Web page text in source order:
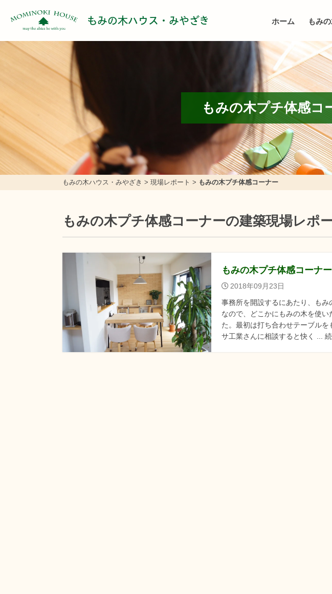
もみの木ハウス・みやざき ホーム もみ
もみの木プチ体感コ
もみの木ハウス・みやざき > 現場レポート > もみの木プチ体感コーナー
もみの木プチ体感コーナーの建築現場レポ
もみの木プチ体感コーナー
2018年09月23日
事務所を開設するにあたり、もみ
なので、どこかにもみの木を使
た。最初は打ち合わせテーブル
サ工業さんに相談すると快く ...